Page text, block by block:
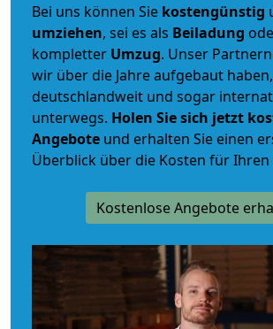
Bei uns können Sie kostengünstig
umziehen, sei es als Beiladung
kompletter Umzug. Unser
wir über die Jahre aufgebaut
deutschlandweit und sogar
unterwegs. Holen Sie sich jetzt
Angebote und erhalten Sie einen
Überblick über die Kosten für Ihren
Kostenlose Angebote